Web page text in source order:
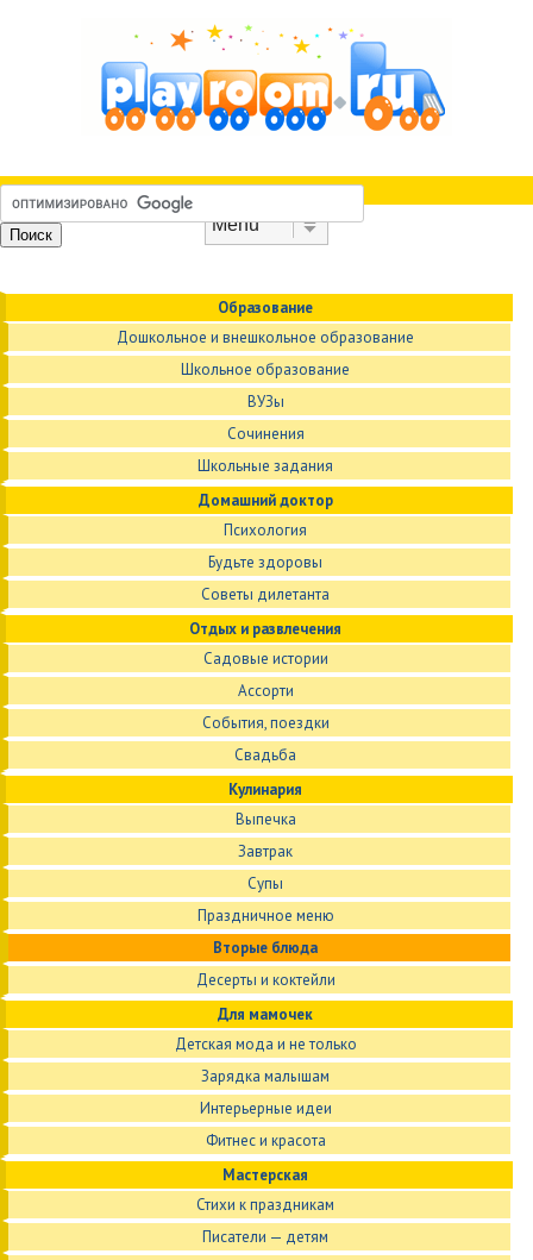
Образование
Дошкольное и внешкольное образование
Школьное образование
ВУЗы
Сочинения
Школьные задания
Домашний доктор
Психология
Будьте здоровы
Советы дилетанта
Отдых и развлечения
Садовые истории
Ассорти
События, поездки
Свадьба
Кулинария
Выпечка
Завтрак
Супы
Праздничное меню
Вторые блюда
Десерты и коктейли
Для мамочек
Детская мода и не только
Зарядка малышам
Интерьерные идеи
Фитнес и красота
Мастерская
Стихи к праздникам
Писатели — детям